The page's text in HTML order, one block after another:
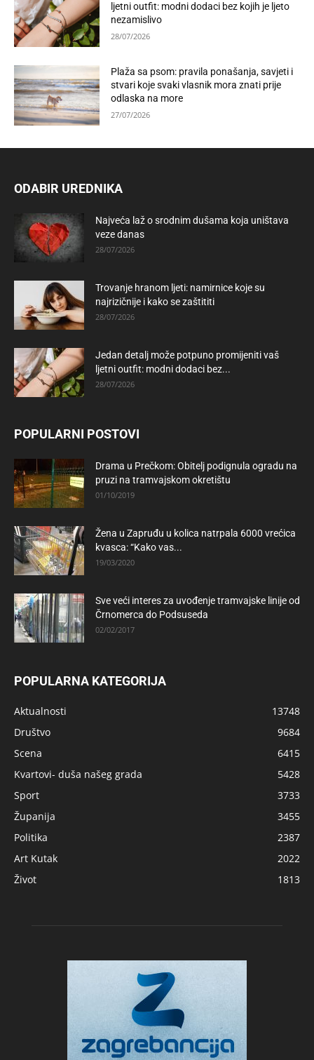
ljetni outfit: modni dodaci bez kojih je ljeto
nezamislivo
28/07/2026
Plaža sa psom: pravila ponašanja, savjeti i
stvari koje svaki vlasnik mora znati prije
odlaska na more
27/07/2026
ODABIR UREDNIKA
Najveća laž o srodnim dušama koja uništava
veze danas
28/07/2026
Trovanje hranom ljeti: namirnice koje su
najrizičnije i kako se zaštititi
28/07/2026
Jedan detalj može potpuno promijeniti vaš
ljetni outfit: modni dodaci bez...
28/07/2026
POPULARNI POSTOVI
Drama u Prečkom: Obitelj podignula ogradu na
pruzi na tramvajskom okretištu
01/10/2019
Žena u Zapruđu u kolica natrpala 6000 vrećica
kvasca: “Kako vas...
19/03/2020
Sve veći interes za uvođenje tramvajske linije od
Črnomerca do Podsuseda
02/02/2017
POPULARNA KATEGORIJA
Aktualnosti
13748
Društvo
9684
Scena
6415
Kvartovi- duša našeg grada
5428
Sport
3733
Županija
3455
Politika
2387
Art Kutak
2022
Život
1813